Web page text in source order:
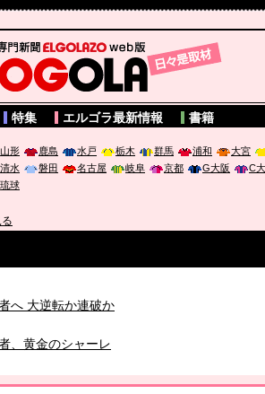
web版 BLOGOLA
特集 エルゴラ最新情報 書籍
山形 鹿島 水戸 栃木 群馬 浦和
大宮
清水 磐田 名古屋 岐阜 京都 G大阪
C
琉球